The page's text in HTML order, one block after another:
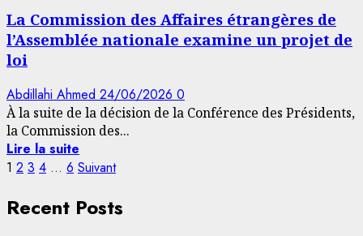
La Commission des Affaires étrangères de
l’Assemblée nationale examine un projet de
loi
Abdillahi Ahmed 24/06/2026 0
À la suite de la décision de la Conférence des Présidents,
la Commission des...
Lire la suite
Pagination
des
1 2 3 4 … 6 Suivant
Recent Posts